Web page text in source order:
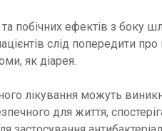
та побічних ефектів з
слід попередити
як діарея.
лікування можуть
для життя,